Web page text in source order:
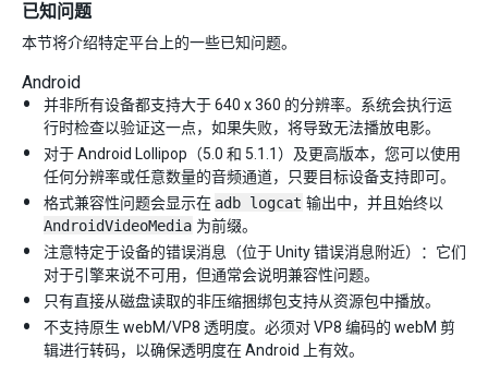
已知问题
本节将介绍特定平台上的一些已知问题。
Android
并非所有设备都支持大于 640 x 360 的分辨率。系统会执行运
行时检查以验证这一点，如果失败，将导致无法播放电影。
对于 Android Lollipop（5.0 和 5.1.1）及更高版本，您可以使用
任何分辨率或任意数量的音频通道，只要目标设备支持即可。
格式兼容性问题会显示在 adb logcat 输出中，并且始终以
AndroidVideoMedia 为前缀。
注意特定于设备的错误消息（位于 Unity 错误消息附近）：它们
对于引擎来说不可用，但通常会说明兼容性问题。
只有直接从磁盘读取的非压缩捆绑包支持从资源包中播放。
不支持原生 webM/VP8 透明度。必须对 VP8 编码的 webM 剪
辑进行转码，以确保透明度在 Android 上有效。